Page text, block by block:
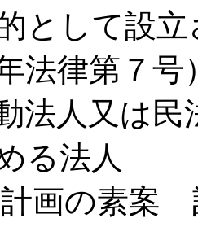
として設
年法律第７
法人又は民
る法人
画の素案